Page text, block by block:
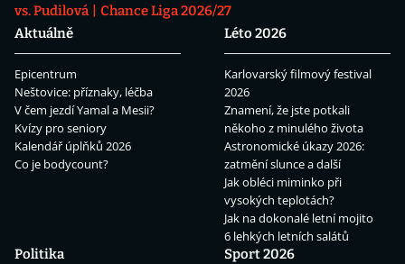
vs. Pudilová
Chance Liga 2026/27
Aktuálně
Epicentrum
Neštovice: příznaky, léčba
V čem jezdí Yamal a Mesii?
Kvízy pro seniory
Kalendář úplňků 2026
Co je bodycount?
Léto 2026
Karlovarský filmový festival
2026
Znamení, že jste potkali
někoho z minulého života
Astronomické úkazy 2026:
zatmění slunce a další
Jak obléci miminko při
vysokých teplotách?
Jak na dokonalé letní mojito
6 lehkých letních salátů
Politika
Sport 2026